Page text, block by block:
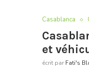
Casablanca
et
écrit par Fati's